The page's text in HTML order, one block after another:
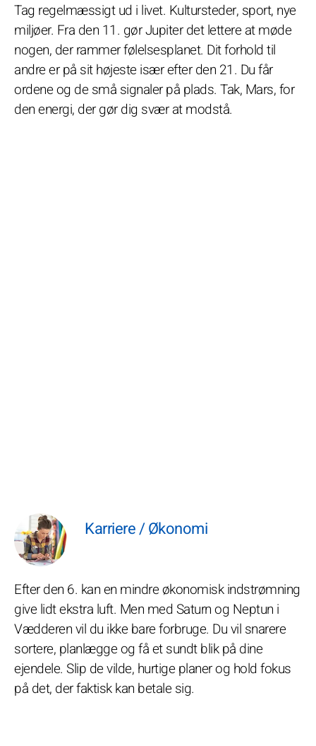
Tag regelmæssigt ud i livet. Kultursteder, sport, nye
miljøer. Fra den 11. gør Jupiter det lettere at møde
nogen, der rammer følelsesplanet. Dit forhold til
andre er på sit højeste især efter den 21. Du får
ordene og de små signaler på plads. Tak, Mars, for
den energi, der gør dig svær at modstå.
Karriere / Økonomi
Efter den 6. kan en mindre økonomisk indstrømning
give lidt ekstra luft. Men med Saturn og Neptun i
Vædderen vil du ikke bare forbruge. Du vil snarere
sortere, planlægge og få et sundt blik på dine
ejendele. Slip de vilde, hurtige planer og hold fokus
på det, der faktisk kan betale sig.